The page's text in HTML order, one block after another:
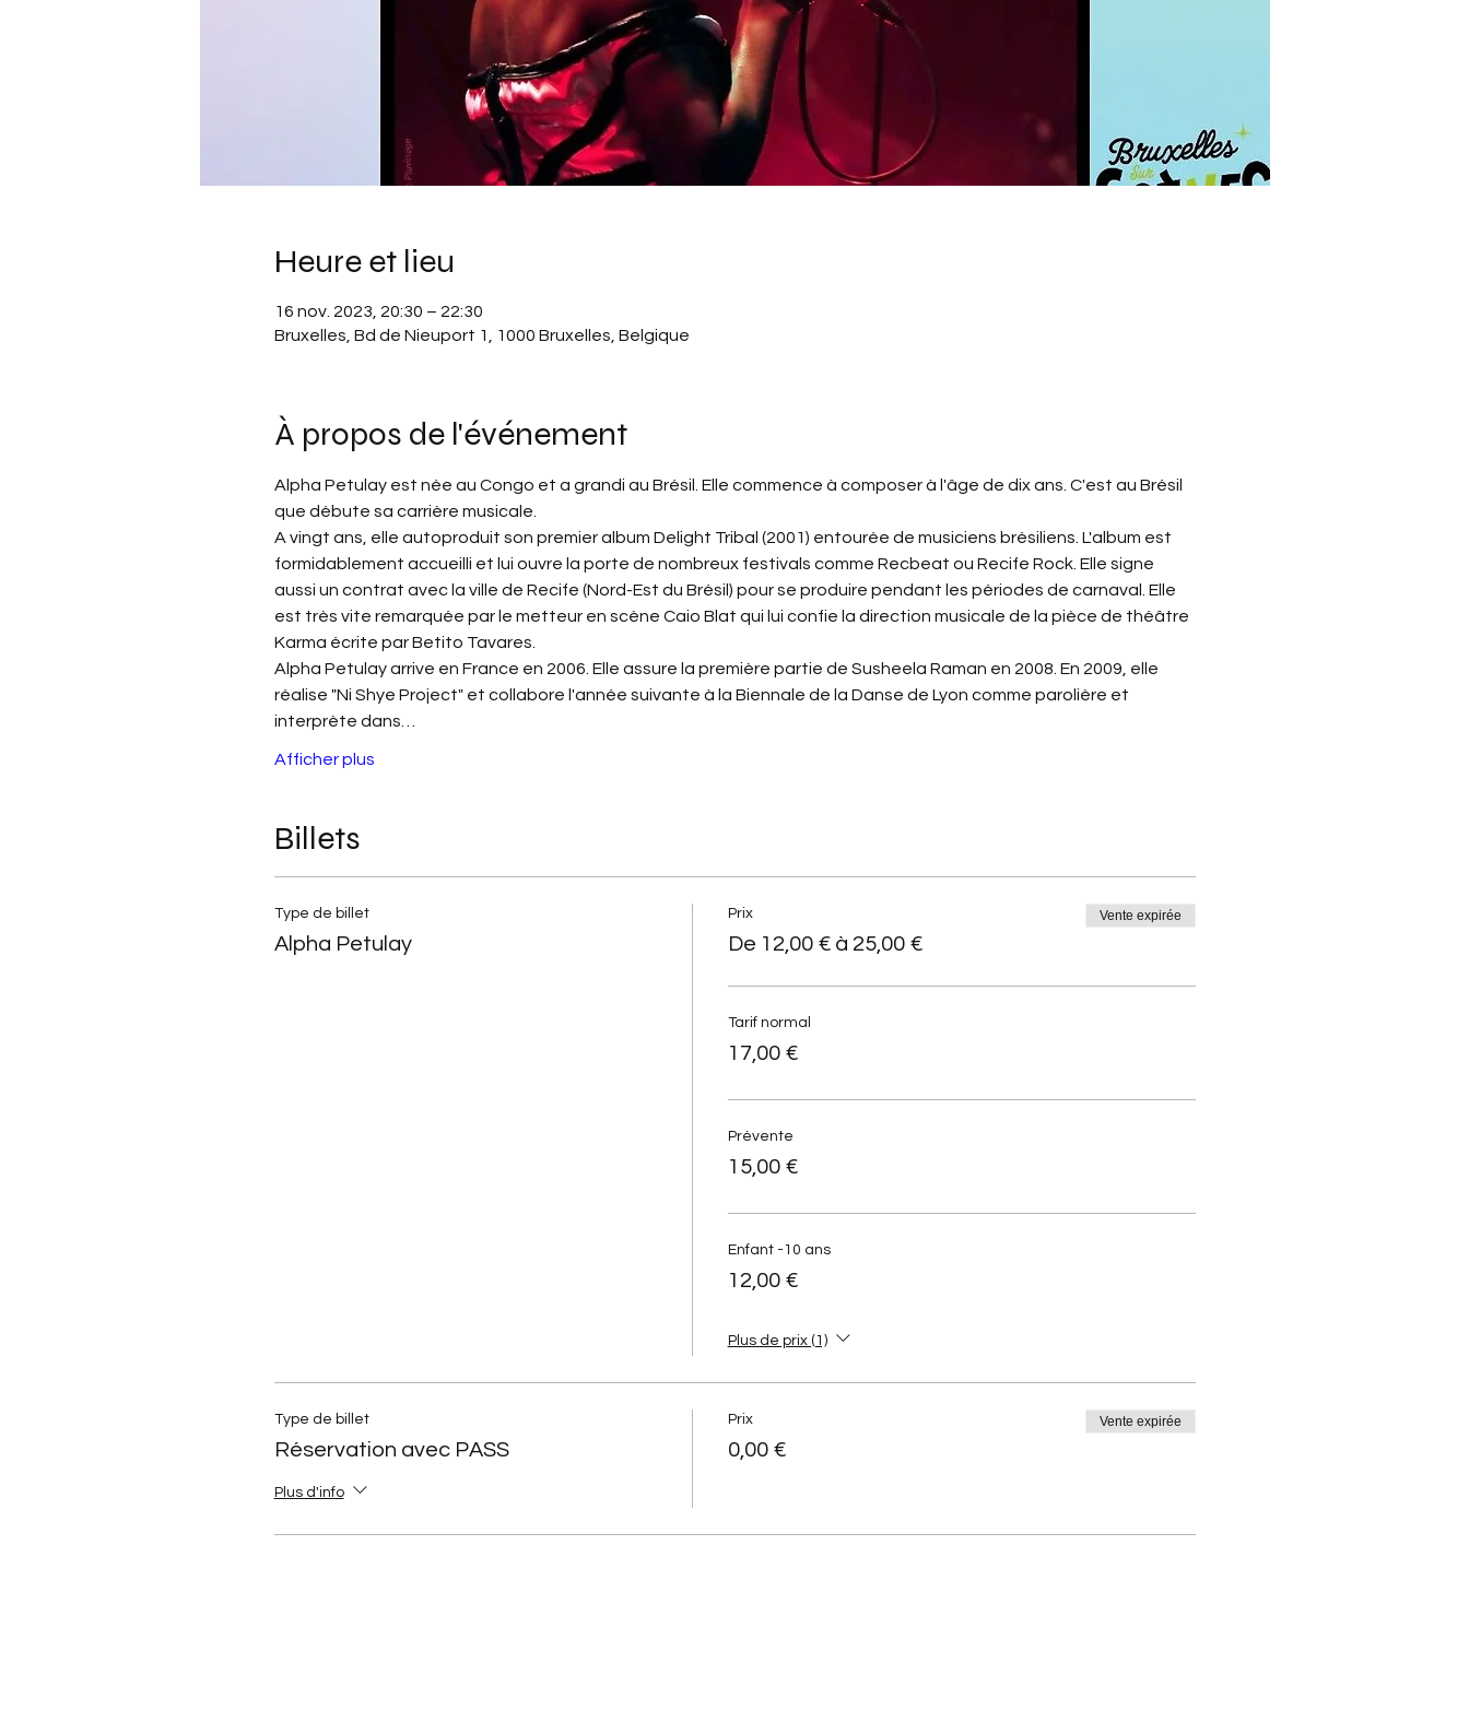
Heure et lieu
16 nov. 2023, 20:30 – 22:30
Bruxelles, Bd de Nieuport 1, 1000 Bruxelles, Belgique
À propos de l'événement
Alpha Petulay est née au Congo et a grandi au Brésil. Elle commence à composer à l'âge de dix ans. C'est au Brésil
que débute sa carrière musicale.
A vingt ans, elle autoproduit son premier album Delight Tribal (2001) entourée de musiciens brésiliens. L'album est
formidablement accueilli et lui ouvre la porte de nombreux festivals comme Recbeat ou Recife Rock. Elle signe
aussi un contrat avec la ville de Recife (Nord-Est du Brésil) pour se produire pendant les périodes de carnaval. Elle
est très vite remarquée par le metteur en scène Caio Blat qui lui confie la direction musicale de la pièce de théâtre
Karma écrite par Betito Tavares.
Alpha Petulay arrive en France en 2006. Elle assure la première partie de Susheela Raman en 2008. En 2009, elle
réalise "Ni Shye Project" et collabore l'année suivante à la Biennale de la Danse de Lyon comme parolière et
interprète dans…
Afficher plus
Billets
Type de billet
Alpha Petulay
Prix
De 12,00 € à 25,00 €
Vente expirée
Tarif normal
17,00 €
Prévente
15,00 €
Enfant -10 ans
12,00 €
Plus de prix (1)
Type de billet
Réservation avec PASS
Plus d'info
Prix
0,00 €
Vente expirée